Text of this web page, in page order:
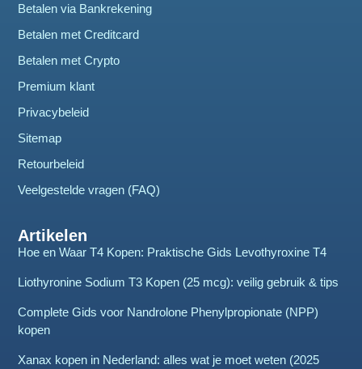
Betalen via Bankrekening
Betalen met Creditcard
Betalen met Crypto
Premium klant
Privacybeleid
Sitemap
Retourbeleid
Veelgestelde vragen (FAQ)
Artikelen
Hoe en Waar T4 Kopen: Praktische Gids Levothyroxine T4
Liothyronine Sodium T3 Kopen (25 mcg): veilig gebruik & tips
Complete Gids voor Nandrolone Phenylpropionate (NPP)
kopen
Xanax kopen in Nederland: alles wat je moet weten (2025